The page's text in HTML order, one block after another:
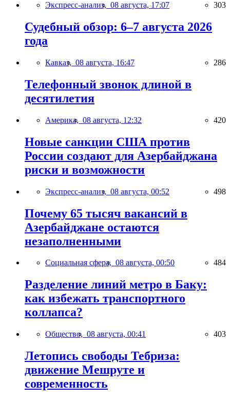
Экспресс-анализ, 08 августа, 17:07 303
Судебный обзор: 6–7 августа 2026
года
Кавказ, 08 августа, 16:47 286
Телефонный звонок длиной в
десятилетия
Америка, 08 августа, 12:32 420
Новые санкции США против
России создают для Азербайджана
риски и возможности
Экспресс-анализ, 08 августа, 00:52 498
Почему 65 тысяч вакансий в
Азербайджане остаются
незаполненными
Социальная сфера, 08 августа, 00:50 484
Разделение линий метро в Баку:
как избежать транспортного
коллапса?
Общество, 08 августа, 00:41 403
Летопись свободы Тебриза:
движение Мешруте и
современность